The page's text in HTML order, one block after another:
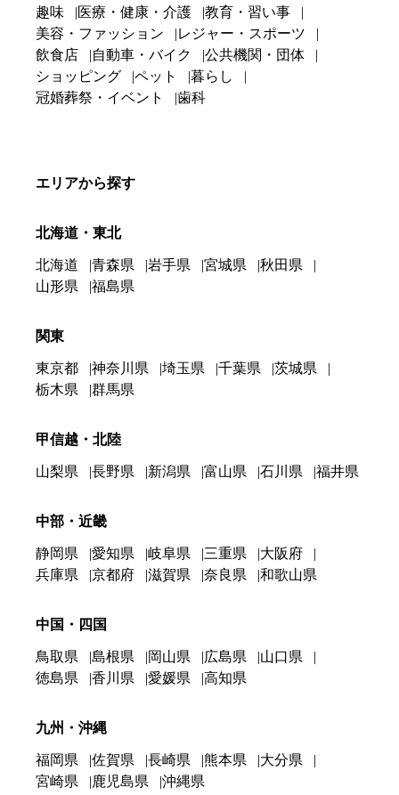
趣味
医療・健康・介護
教育・習い事
美容・ファッション
レジャー・スポーツ
飲食店
自動車・バイク
公共機関・団体
ショッピング
ペット
暮らし
冠婚葬祭・イベント
歯科
エリアから探す
北海道・東北
北海道 青森県 岩手県 宮城県
秋田県
山形県
福島県
関東
東京都 神奈川県 埼玉県 千葉県
茨城県
栃木県
群馬県
甲信越・北陸
山梨県 長野県 新潟県 富山県 石川県 福井県
中部・近畿
静岡県 愛知県 岐阜県 三重県
大阪府
兵庫県
京都府 滋賀県 奈良県 和歌山県
中国・四国
鳥取県 島根県 岡山県 広島県
山口県
徳島県
香川県 愛媛県 高知県
九州・沖縄
福岡県 佐賀県 長崎県 熊本県
大分県
宮崎県
鹿児島県 沖縄県